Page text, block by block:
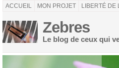
ACCUEIL MON PROJET LIBERTÉ DE
Zebres
Le blog de ceux qui